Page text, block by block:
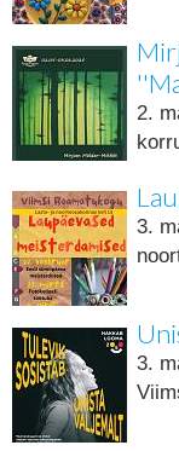
2.
3.
3.